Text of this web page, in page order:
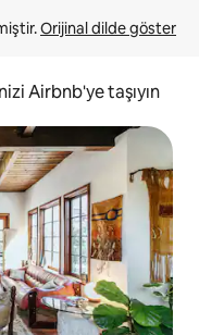
Orijinal dilde göster
Airbnb'ye taşıyın